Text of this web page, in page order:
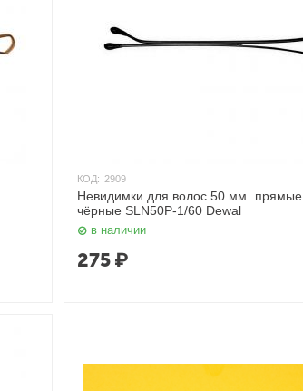
КОД: 2909
Невидимки для волос 50 мм. прямые,
чёрные SLN50P-1/60 Dewal
в наличии
275 ₽